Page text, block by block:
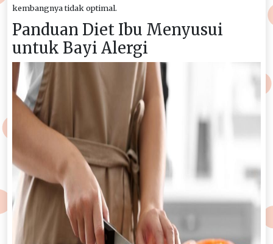
kembangnya tidak optimal.
Panduan Diet Ibu Menyusui
untuk Bayi Alergi